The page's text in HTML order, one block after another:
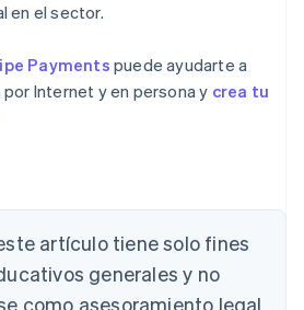
en el sector.
Payments puede ayudarte a
Internet y en persona y crea tu
artículo tiene solo fines
generales y no
como asesoramiento legal